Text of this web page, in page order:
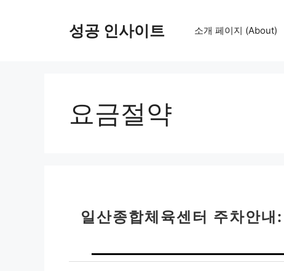
성공 인사이트 소개 페이지 (About)
요금절약
일산종합체육센터 주차안